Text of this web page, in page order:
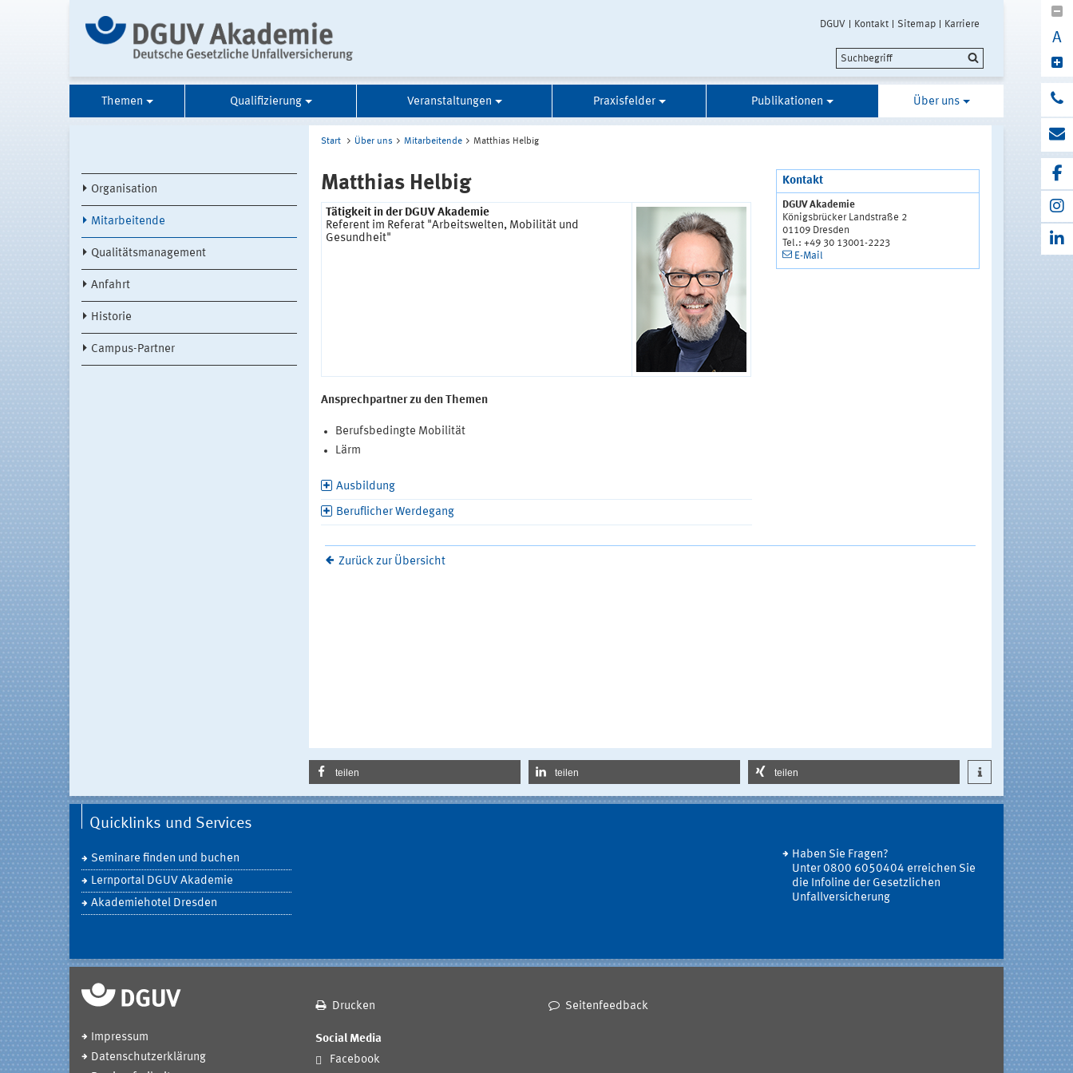
DGUV Kontakt Sitemap Karriere
A
Themen Qualifizierung Veranstaltungen Praxisfelder Publikationen Über uns
Organisation
Mitarbeitende
Qualitätsmanagement
Anfahrt
Historie
Campus-Partner
Start Über uns Mitarbeitende Matthias Helbig
Matthias Helbig
Tätigkeit in der DGUV Akademie
Referent im Referat "Arbeitswelten, Mobilität und
Gesundheit"
Ansprechpartner zu den Themen
Berufsbedingte Mobilität
Lärm
Ausbildung
Beruflicher Werdegang
Kontakt
DGUV Akademie
Königsbrücker Landstraße 2
01109 Dresden
Tel.: +49 30 13001-2223
E-Mail
Zurück zur Übersicht
teilen teilen teilen
Quicklinks und Services
Seminare finden und buchen
Lernportal DGUV Akademie
Akademiehotel Dresden
Haben Sie Fragen?
Unter 0800 6050404 erreichen Sie
die Infoline der Gesetzlichen
Unfallversicherung
Drucken Seitenfeedback
Impressum
Datenschutzerklärung
Social Media
Facebook